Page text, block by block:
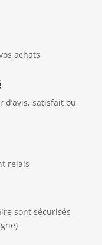
achats
d’avis, satisfait ou
relais
sont sécurisés